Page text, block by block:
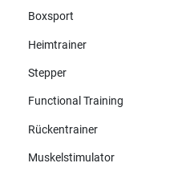
Boxsport
Heimtrainer
Stepper
Functional Training
Rückentrainer
Muskelstimulator